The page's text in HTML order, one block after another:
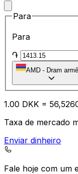
Para
Para
֏
AMD - Dram
1.00 DKK = 56
Taxa de mercado
Enviar dinheiro
Fale hoje com um